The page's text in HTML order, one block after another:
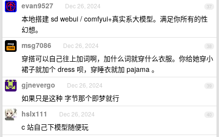
37
evan9527 Dec 26, 2024
本地搭建 sd webui / comfyui+真实系大模型。满足你所有的性
幻想。
38
msg7086 Dec 26, 2024
穿搭可以自己往上加词啊，加什么词就穿什么衣服。你给她穿小
裙子就加个 dress 呗，穿睡衣就加 pajama 。
39
gjnevergo Dec 26, 2024
如果只是这种 字节那个即梦就行
40
hslx111 Dec 26, 2024
c 站自己下模型随便玩